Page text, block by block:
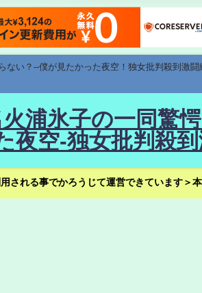
い？--僕が見たかった夜空！独女批判殺到激
浦氷子の一同驚
夜空-独女批判殺
れる事でかろうじて運営できています＞